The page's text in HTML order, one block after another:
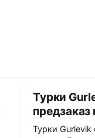
Турки
предзаказ
Турки Gurlevik